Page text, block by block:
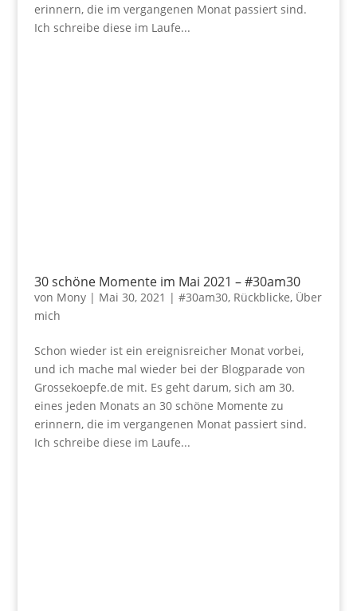
erinnern, die im vergangenen Monat passiert sind.
Ich schreibe diese im Laufe...
30 schöne Momente im Mai 2021 – #30am30
von Mony| Mai 30, 2021 | #30am30, Rückblicke, Über
mich
Schon wieder ist ein ereignisreicher Monat vorbei,
und ich mache mal wieder bei der Blogparade von
Grossekoepfe.de mit. Es geht darum, sich am 30.
eines jeden Monats an 30 schöne Momente zu
erinnern, die im vergangenen Monat passiert sind.
Ich schreibe diese im Laufe...